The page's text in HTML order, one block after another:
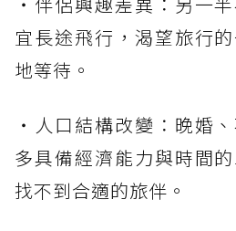
宜長途飛行，渴望旅行
地等待。
・人口結構改變：晚婚
多具備經濟能力與時間
找不到合適的旅伴。